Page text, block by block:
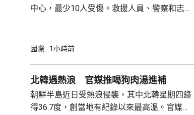
中心，最少10人受傷。救援人員、警察和志願
國際 1小時前
北韓遇熱浪 官媒推喝狗肉湯進補
朝鮮半島近日受熱浪侵襲，其中北韓星期四錄
得36.7度，創當地有紀錄以來最高溫。官媒